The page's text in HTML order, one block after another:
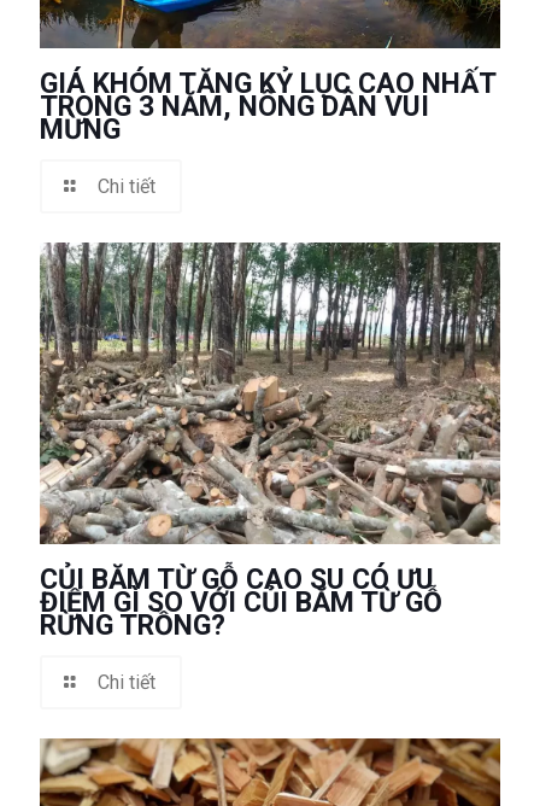
GIÁ KHÓM TĂNG KỶ LỤC CAO NHẤT
TRONG 3 NĂM, NÔNG DÂN VUI
MỪNG
Chi tiết
CỦI BĂM TỪ GỖ CAO SU CÓ ƯU
ĐIỂM GÌ SO VỚI CỦI BĂM TỪ GỖ
RỪNG TRỒNG?
Chi tiết